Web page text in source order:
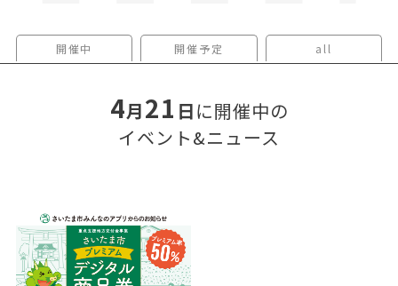
開催中 開催予定 all
4月21 日に開催中の
イベント&ニュース